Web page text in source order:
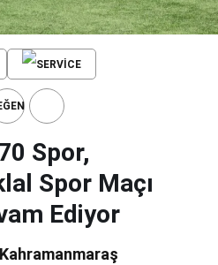
Spor,
Spor Maçı
Ediyor